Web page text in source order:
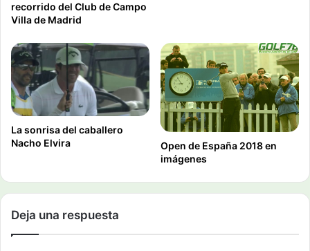
recorrido del Club de Campo
Villa de Madrid
La sonrisa del caballero
Nacho Elvira
Open de España 2018 en
imágenes
Deja una respuesta